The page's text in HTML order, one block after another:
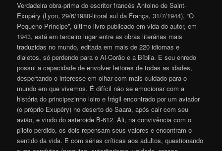
Verdadeira obra-prima do escritor francês Antoine de Saint-
Exupéry (Lyon, 29/6/1980-litoral sul da França, 31/7/1944), “O
Pequeno Príncipe”, último livro publicado em vida do autor, em
1943, está em terceiro lugar entre as obras literárias mais
traduzidas no mundo, editada em mais de 220 idiomas e
dialetos, só perdendo para o Al-Corão e a Bíblia. E seu enredo
possui a capacidade de envolver leitores de todas as idades,
despertando o interesse em olhar com mais cuidado para o
mundo em que vivemos. É difícil não se emocionar com a
história do principezinho loiro e frágil encontrado por um aviador
(o próprio Exupéry) no deserto do Saara, após cair com seu
avião, e vindo do asteroide B-612. Ali, na convivência com o
piloto perdido, os dois repensam seus valores e encontram o
sentido da vida. E com sérias críticas aos adultos, questionando